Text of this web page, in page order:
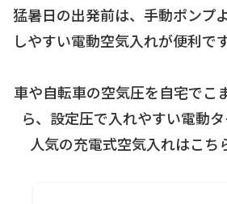
猛暑日の出発前は、手動ポンプ
しやすい電動空気入れが便利です
車や自転車の空気圧を自宅でこ
ら、設定圧で入れやすい電動
人気の充電式空気入れはこち